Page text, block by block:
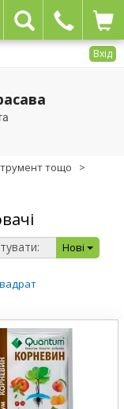
Вхід
тощо
>
Нові